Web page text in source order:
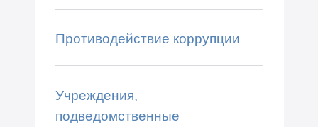
Противодействие коррупции
Учреждения,
подведомственные